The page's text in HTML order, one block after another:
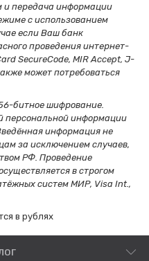
передача информации
с использованием
если Ваш банк
проведения интернет-
SecureCode, MIR Accept, J-
может потребоваться
битное шифрование.
персональной информации
информация не
за исключением случаев,
РФ. Проведение
в строгом
систем МИР, Visa Int.,
в рублях